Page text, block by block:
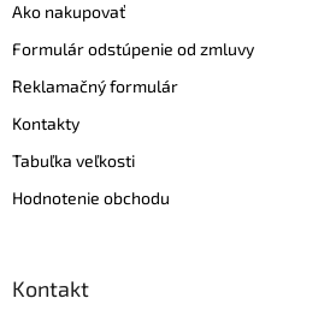
Ako nakupovať
Formulár odstúpenie od zmluvy
Reklamačný formulár
Kontakty
Tabuľka veľkosti
Hodnotenie obchodu
Kontakt